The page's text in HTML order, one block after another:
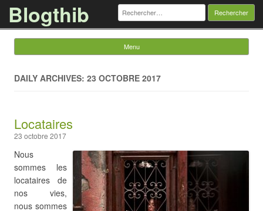
Blogthib Rechercher :
Menu
DAILY ARCHIVES: 23 OCTOBRE 2017
Locataires
23 octobre 2017
Nous
sommes les
locataires de
nos vies,
nous sommes